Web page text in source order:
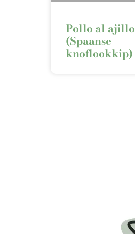
Pollo al ajillo
(Spaanse
knoflookkip)